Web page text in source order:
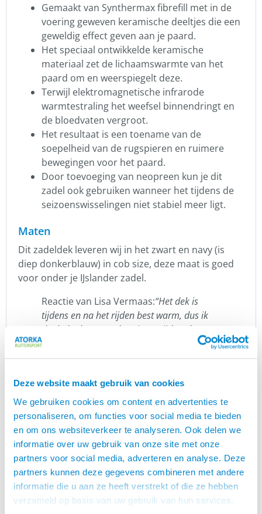
Deze website maakt gebruik van cookies
We gebruiken cookies om content en advertenties te
personaliseren, om functies voor social media te bieden
en om ons websiteverkeer te analyseren. Ook delen we
informatie over uw gebruik van onze site met onze
partners voor social media, adverteren en analyse. Deze
partners kunnen deze gegevens combineren met andere
informatie die u aan ze heeft verstrekt of die ze hebben
verzameld op basis van uw gebruik van hun services.
Gemaakt van Synthermax fibrefill met in de
voering geweven keramische deeltjes die een
geweldig effect geven aan je paard.
Het speciaal ontwikkelde keramische
materiaal zet de lichaamswarmte van het
paard om en weerspiegelt deze.
Terwijl elektromagnetische infrarode
warmtestraling het weefsel binnendringt en
de bloedvaten vergroot.
Het resultaat is een toename van de
soepelheid van de rugspieren en ruimere
bewegingen voor het paard.
Door toevoeging van neopreen kun je dit
zadel ook gebruiken wanneer het tijdens de
seizoenswisselingen niet stabiel meer ligt.
Maten
Dit zadeldek leveren wij in het zwart en navy (is
diep donkerblauw) in cob size, deze maat is goed
voor onder je IJslander zadel.
Reactie van Lisa Vermaas:“Het dek is
tijdens en na het rijden best warm, dus ik
denk dat het voor de spieren tijdens het
rijden heel erg fijn is. Na het rijden voelt
haar rug ook heel warm aan. Ik ben fan!”
Blog Fir Tech Healing
Lissie van der Kruk van H3 Massage deed
onderzoek naar Fir Tech producten t.o.v. andere
merken.
Zij vatte haar ervaringen samen indeze blog. Lees
je mee?
Review Tara van den Eede: “Het
zadeldekje vind ik super goed. Ik gebruik